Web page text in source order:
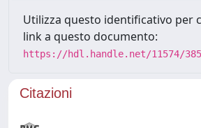
Utilizza questo identificativo per
link a questo documento:
https://hdl.handle.net/11574/
Citazioni